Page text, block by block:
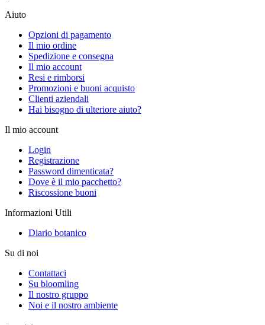
Aiuto
Opzioni di pagamento
Il mio ordine
Spedizione e consegna
Il mio account
Resi e rimborsi
Promozioni e buoni acquisto
Clienti aziendali
Hai bisogno di ulteriore aiuto?
Il mio account
Login
Registrazione
Password dimenticata?
Dove è il mio pacchetto?
Riscossione buoni
Informazioni Utili
Diario botanico
Su di noi
Contattaci
Su bloomling
Il nostro gruppo
Noi e il nostro ambiente